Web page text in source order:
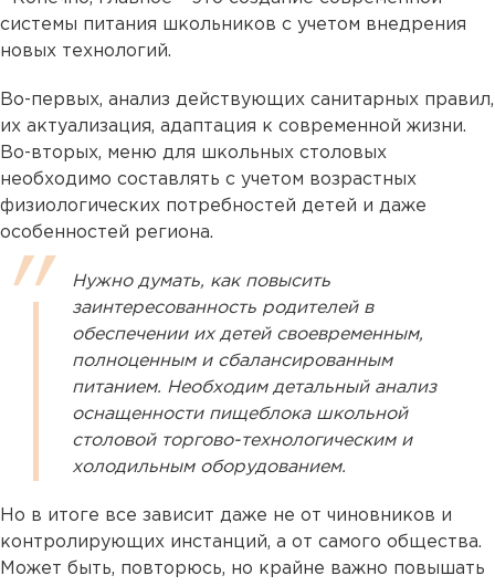
системы питания школьников с учетом внедрения
новых технологий.
Во-первых, анализ действующих санитарных правил,
их актуализация, адаптация к современной жизни.
Во-вторых, меню для школьных столовых
необходимо составлять с учетом возрастных
физиологических потребностей детей и даже
особенностей региона.
Нужно думать, как повысить
заинтересованность родителей в
обеспечении их детей своевременным,
полноценным и сбалансированным
питанием. Необходим детальный анализ
оснащенности пищеблока школьной
столовой торгово-технологическим и
холодильным оборудованием.
Но в итоге все зависит даже не от чиновников и
контролирующих инстанций, а от самого общества.
Может быть, повторюсь, но крайне важно повышать